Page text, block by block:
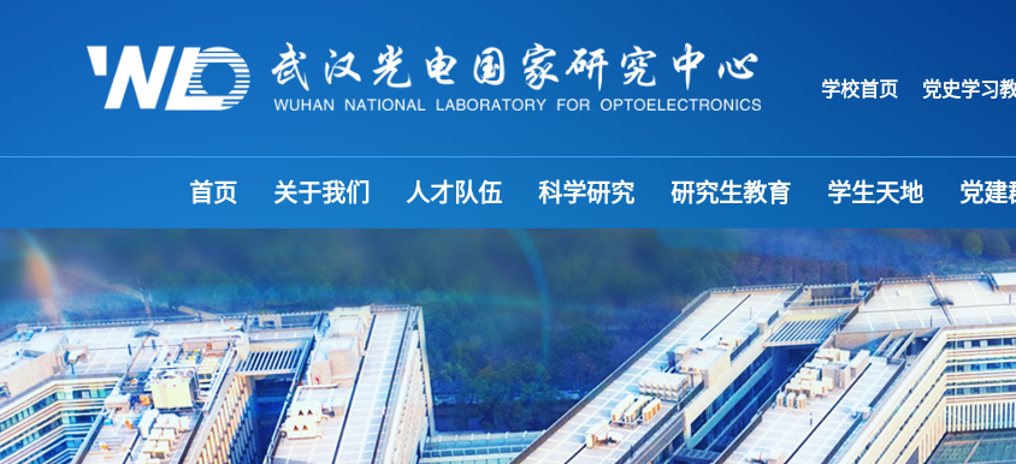
学校首页 党史学习
首页 关于我们 人才队伍 科学研究 研究生教育 学生天地 党建